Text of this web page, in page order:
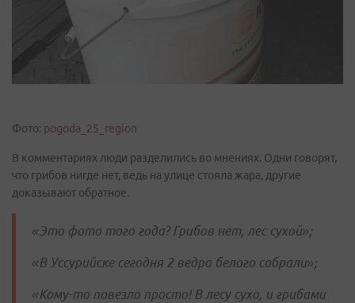
Фото: pogoda_25_region
В комментариях люди разделились во мнениях. Одни говорят,
что грибов нигде нет, ведь на улице стояла жара, другие
доказывают обратное.
«Это фото того года? Грибов нет, лес сухой»;
«В Уссурийске сегодня 2 ведра белого собрали»;
«Кому-то повезло просто! В лесу сухо, и грибами